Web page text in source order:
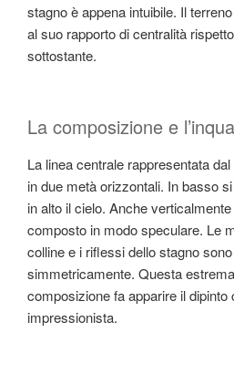
stagno è appena intuibile. Il
al suo rapporto di centralità
sottostante.
La composizione e
La linea centrale rappresentata
in due metà orizzontali. In basso
in alto il cielo. Anche verticalmente
composto in modo speculare. Le
colline e i riflessi dello stagno
simmetricamente. Questa
composizione fa apparire il dipinto
impressionista.